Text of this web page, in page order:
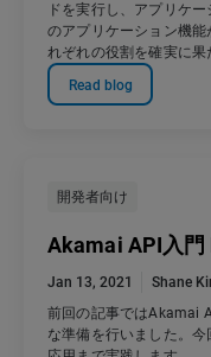
ドを実行し、アプリケ
のアプリケーション機
れぞれの役割を確実に
Read blog
開発者向け
Akamai API入
Jan 13, 2021
Shane
前回の記事ではAkamai
な準備を行いました。